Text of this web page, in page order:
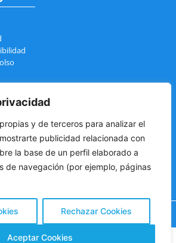
y de terceros para analizar el
publicidad relacionada con
la base de un perfil elaborado a
de navegación (por ejemplo, páginas
Rechazar Cookies
Aceptar Cookies¿Tienes alguna pregunta?
Puerto de la Cruz
| Powered by SAO S.L.